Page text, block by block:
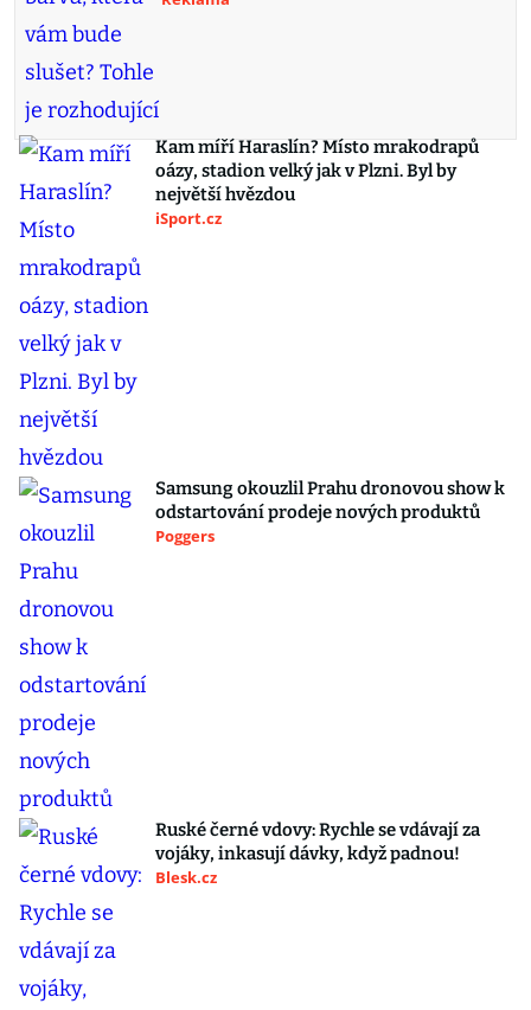
Kam míří Haraslín? Místo mrakodrapů
oázy, stadion velký jak v Plzni. Byl by
největší hvězdou
iSport.cz
Samsung okouzlil Prahu dronovou show k
odstartování prodeje nových produktů
Poggers
Ruské černé vdovy: Rychle se vdávají za
vojáky, inkasují dávky, když padnou!
Blesk.cz